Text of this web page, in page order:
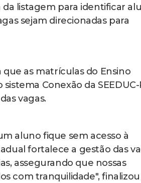
listagem para identificar
sejam direcionadas para
as matrículas do Ensino
Conexão da SEEDUC-
vagas.
aluno fique sem acesso à
fortalece a gestão das
assegurando que nossas
com tranquilidade", finalizou